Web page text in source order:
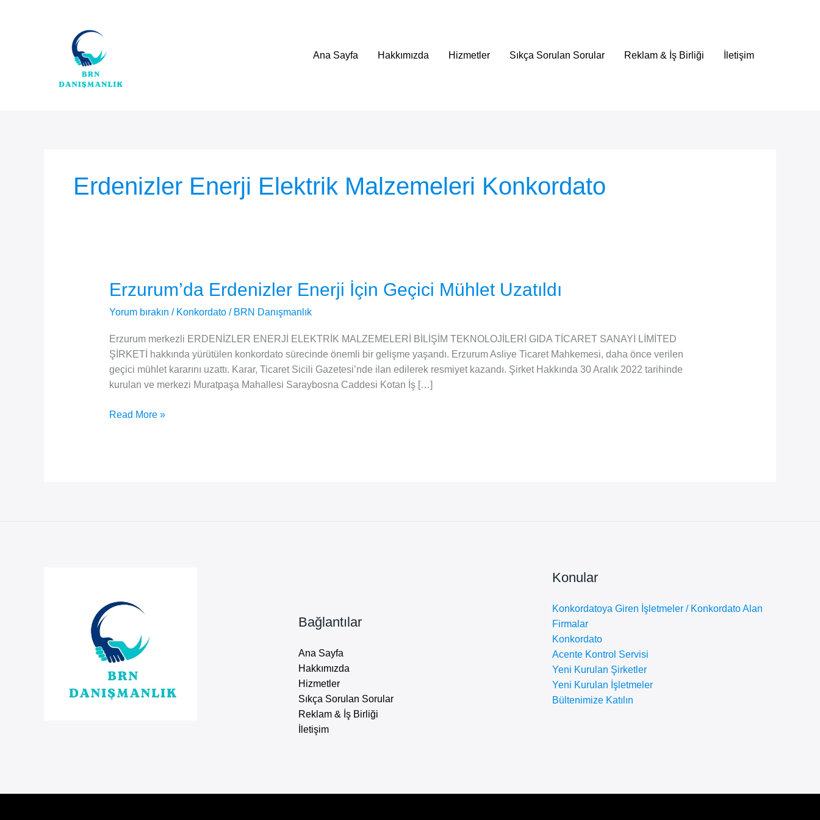
Ana Sayfa Hakkımızda Hizmetler Sıkça Sorulan Sorular Reklam & İş Birliği İletişim
Erdenizler Enerji Elektrik Malzemeleri Konkordato
Erzurum’da Erdenizler Enerji İçin Geçici Mühlet Uzatıldı
Yorum bırakın / Konkordato/ BRN Danışmanlık
Erzurum merkezli ERDENİZLER ENERJİ ELEKTRİK MALZEMELERİ BİLİŞİM TEKNOLOJİLERİ GIDA TİCARET SANAYİ LİMİTED
ŞİRKETİ hakkında yürütülen konkordato sürecinde önemli bir gelişme yaşandı. Erzurum Asliye Ticaret Mahkemesi, daha önce verilen
geçici mühlet kararını uzattı. Karar, Ticaret Sicili Gazetesi’nde ilan edilerek resmiyet kazandı. Şirket Hakkında 30 Aralık 2022 tarihinde
kurulan ve merkezi Muratpaşa Mahallesi Saraybosna Caddesi Kotan İş […]
Erzurum’da
Read More »
Bağlantılar
Ana Sayfa
Hakkımızda
Hizmetler
Sıkça Sorulan Sorular
Reklam & İş Birliği
İletişim
Konular
Konkordatoya Giren İşletmeler / Konkordato Alan
Firmalar
Konkordato
Acente Kontrol Servisi
Yeni Kurulan Şirketler
Yeni Kurulan İşletmeler
Bültenimize Katılın